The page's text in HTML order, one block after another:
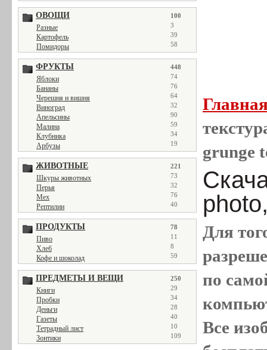
ОВОЩИ 100
Разные 3
Картофель 39
Помидоры 58
ФРУКТЫ 448
Яблоки 74
Бананы 76
Черешня и вишня 64
Виноград 32
Апельсины 90
Малина 59
Клубника 34
Арбузы 19
ЖИВОТНЫЕ 221
Шкуры животных 73
Перья 32
Мех 76
Рептилии 40
ПРОДУКТЫ 78
Пиво 11
Хлеб 8
Кофе и шоколад 59
ПРЕДМЕТЫ И ВЕЩИ 250
Книги 29
Пробки 34
Деньги 28
Газеты 40
Тетрадный лист 10
Зонтики 109
grunge
Для
по
Все